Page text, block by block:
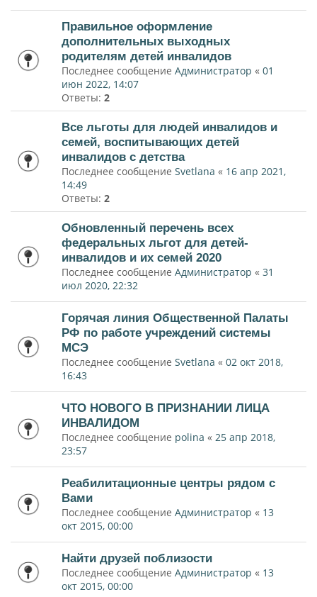
Правильное оформление
дополнительных выходных
родителям детей инвалидов
Последнее сообщение Администратор « 01
июн 2022, 14:07
Ответы: 2
Все льготы для людей инвалидов и
семей, воспитывающих детей
инвалидов с детства
Последнее сообщение Svetlana « 16 апр 2021,
14:49
Ответы: 2
Обновленный перечень всех
федеральных льгот для детей-
инвалидов и их семей 2020
Последнее сообщение Администратор « 31
июл 2020, 22:32
Горячая линия Общественной Палаты
РФ по работе учреждений системы
МСЭ
Последнее сообщение Svetlana « 02 окт 2018,
16:43
ЧТО НОВОГО В ПРИЗНАНИИ ЛИЦА
ИНВАЛИДОМ
Последнее сообщение polina « 25 апр 2018,
23:57
Реабилитационные центры рядом с
Вами
Последнее сообщение Администратор « 13
окт 2015, 00:00
Найти друзей поблизости
Последнее сообщение Администратор « 13
окт 2015, 00:00